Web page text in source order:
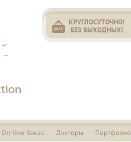
КРУГЛОСУТОЧНО!
БЕЗ ВЫХОДНЫХ!
On-line Заказ Дикторы Портфолио